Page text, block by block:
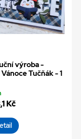
výroba -
Tučňák - 1
Kč